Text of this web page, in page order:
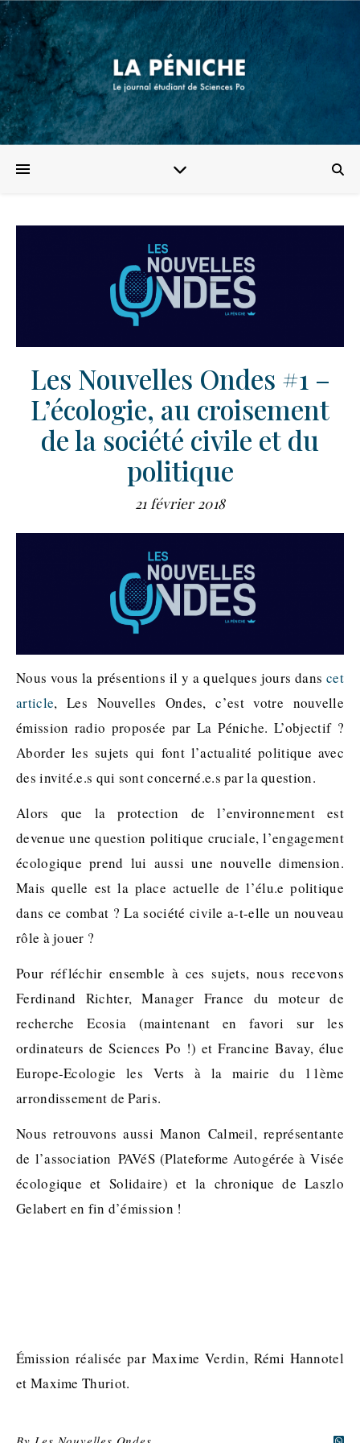
Les Nouvelles Ondes #1 –
L’écologie, au croisement
de la société civile et du
politique
21 février 2018
Nous vous la présentions il y a quelques jours danscet
article, Les Nouvelles Ondes, c’est votre nouvelle
émission radio proposée par La Péniche. L’objectif ?
Aborder les sujets qui font l’actualité politique avec
des invité.e.s qui sont concerné.e.s par la question.
Alors que la protection de l’environnement est
devenue une question politique cruciale, l’engagement
écologique prend lui aussi une nouvelle dimension.
Mais quelle est la place actuelle de l’élu.e politique
dans ce combat ? La société civile a-t-elle un nouveau
rôle à jouer ?
Pour réfléchir ensemble à ces sujets, nous recevons
Ferdinand Richter, Manager France du moteur de
recherche Ecosia (maintenant en favori sur les
ordinateurs de Sciences Po !) et Francine Bavay, élue
Europe-Ecologie les Verts à la mairie du 11ème
arrondissement de Paris.
Nous retrouvons aussi Manon Calmeil, représentante
de l’association PAVéS (Plateforme Autogérée à Visée
écologique et Solidaire) et la chronique de Laszlo
Gelabert en fin d’émission !
Émission réalisée par Maxime Verdin, Rémi Hannotel
et Maxime Thuriot.